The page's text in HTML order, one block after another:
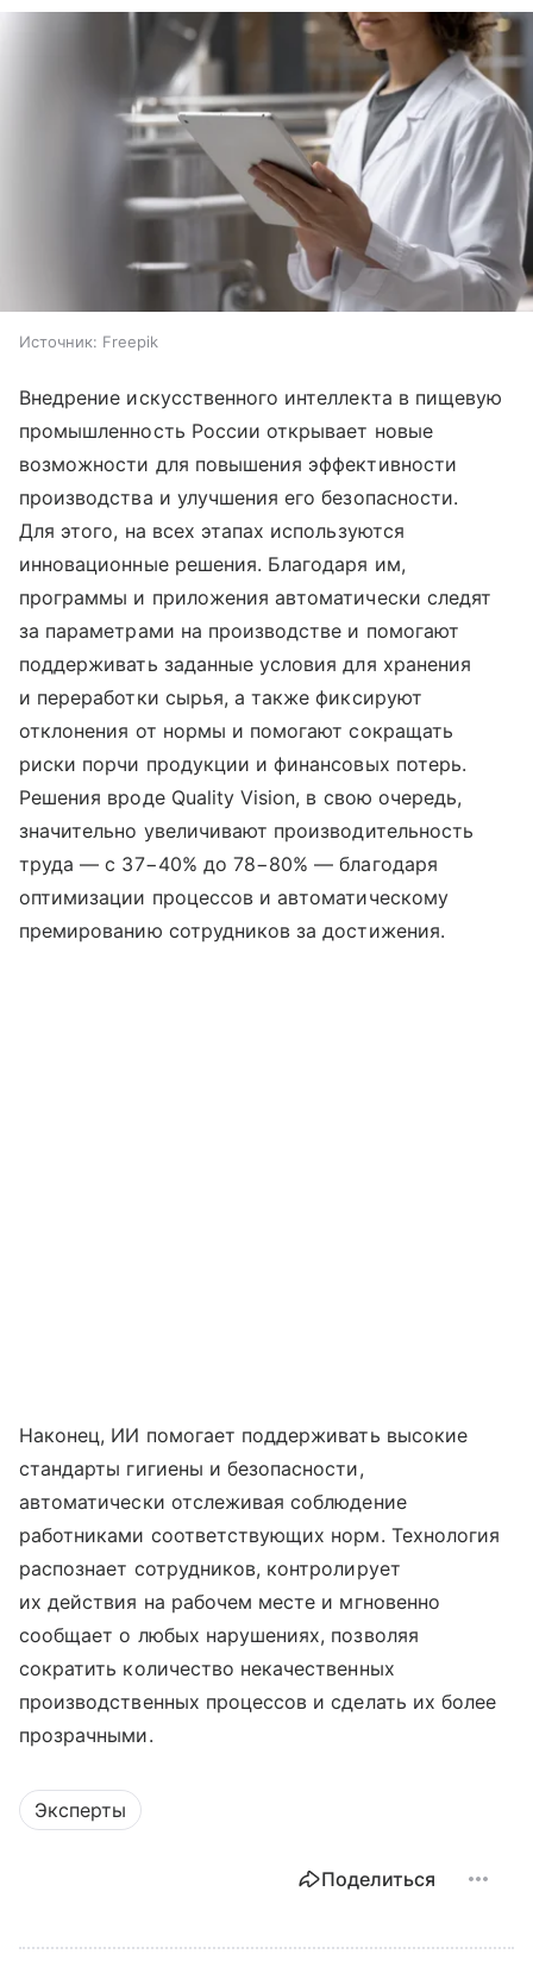
Источник: Freepik
Внедрение искусственного интеллекта в пищевую
промышленность России открывает новые
возможности для повышения эффективности
производства и улучшения его безопасности.
Для этого, на всех этапах используются
инновационные решения. Благодаря им,
программы и приложения автоматически следят
за параметрами на производстве и помогают
поддерживать заданные условия для хранения
и переработки сырья, а также фиксируют
отклонения от нормы и помогают сокращать
риски порчи продукции и финансовых потерь.
Решения вроде Quality Vision, в свою очередь,
значительно увеличивают производительность
труда — с 37−40% до 78−80% — благодаря
оптимизации процессов и автоматическому
премированию сотрудников за достижения.
Наконец, ИИ помогает поддерживать высокие
стандарты гигиены и безопасности,
автоматически отслеживая соблюдение
работниками соответствующих норм. Технология
распознает сотрудников, контролирует
их действия на рабочем месте и мгновенно
сообщает о любых нарушениях, позволяя
сократить количество некачественных
производственных процессов и сделать их более
прозрачными.
Эксперты
Поделиться